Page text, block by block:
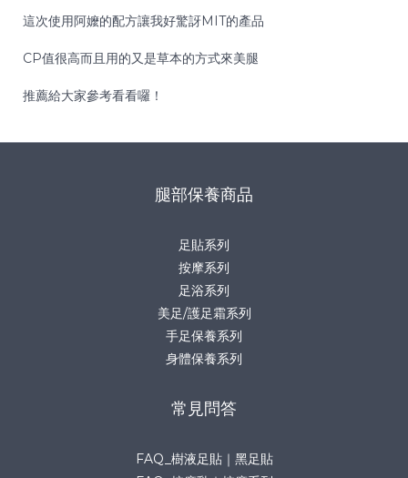
這次使用阿嬤的配方讓我好驚訝MIT的產品
CP值很高而且用的又是草本的方式來美腿
推薦給大家參考看看囉！
腿部保養商品
足貼系列
按摩系列
足浴系列
美足/護足霜系列
手足保養系列
身體保養系列
常見問答
FAQ_樹液足貼｜黑足貼